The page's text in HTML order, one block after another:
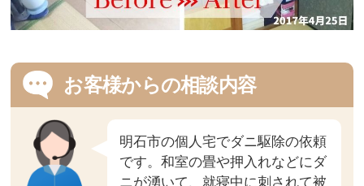
お客様からの相談内容
明石市の個人宅でダニ駆除の依頼
です。和室の畳や押入れなどにダ
ニが湧いて、就寝中に刺されて被